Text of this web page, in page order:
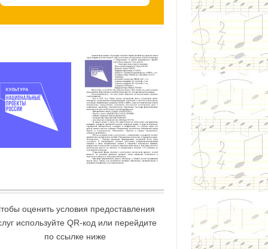
оценить условия предоставления
используйте QR-код или перейдите
по ссылке ниже